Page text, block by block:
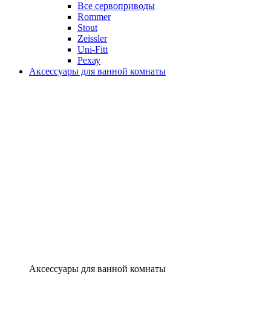
Все сервоприводы
Rommer
Stout
Zeissler
Uni-Fitt
Рехау
Аксессуары для ванной комнаты
Аксессуары для ванной комнаты